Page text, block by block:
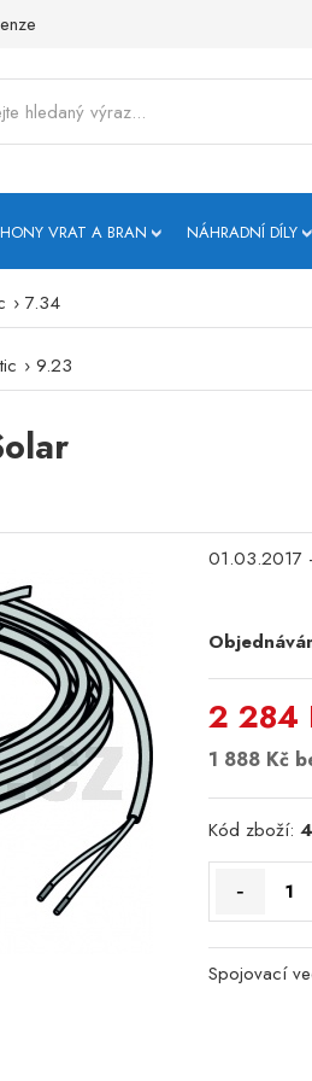
VRAT A BRAN NÁHRADNÍ DÍLY
› 7.34
› 9.23
01.03.2017
2 284
1 888 Kč
Kód zboží:
-
Spojovací